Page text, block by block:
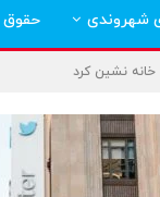
شهروندی حقوق
خانه نشین کرد